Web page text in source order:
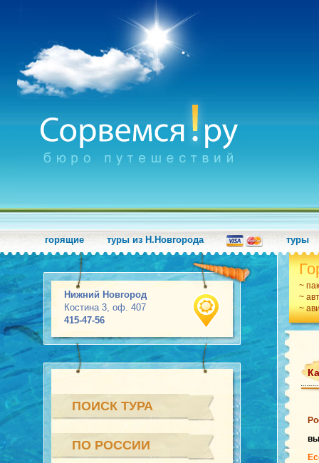
горящие туры из Н.Новгорода туры
Нижний Новгород
Костина 3, оф. 407
415-47-56
~
~
~
ПОИСК ТУРА
ПО РОССИИ